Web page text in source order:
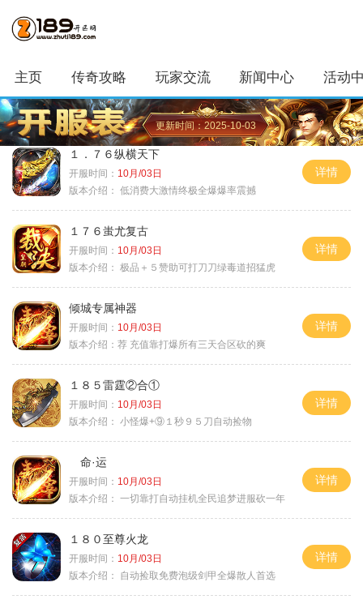
主页 传奇攻略 玩家交流 新闻中心 活动
更新时间：2025-10-03
１．７６纵横天下
开服时间： 10月/03日
版本介绍： 低消费大激情终极全爆爆率震撼
详情
１７６蚩尤复古
开服时间： 10月/03日
版本介绍： 极品＋５赞助可打刀刀绿毒道招猛虎
详情
倾城专属神器
开服时间： 10月/03日
版本介绍： 荐 充值靠打爆所有三天合区砍的爽
详情
１８５雷霆②合①
开服时间： 10月/03日
版本介绍： 小怪爆+⑨１秒９５刀自动捡物
详情
命·运
开服时间： 10月/03日
版本介绍： 一切靠打自动挂机全民追梦进服砍一年
详情
１８０至尊火龙
开服时间： 10月/03日
版本介绍：
自动捡取免费泡级剑甲全爆散人首选
详情